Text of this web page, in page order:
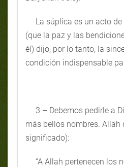
La súplica es un acto
(que la paz y las
él) dijo, por lo tanto, la
condición indispensable
3 – Debemos pedirle a
más bellos nombres. Allah
significado):
“A Allah pertenecen los